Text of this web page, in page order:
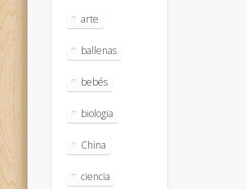
arte
ballenas
bebés
biologia
China
ciencia